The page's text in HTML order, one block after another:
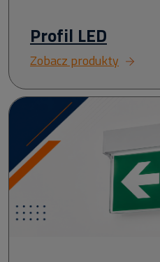
Profil LED
Zobacz produkty